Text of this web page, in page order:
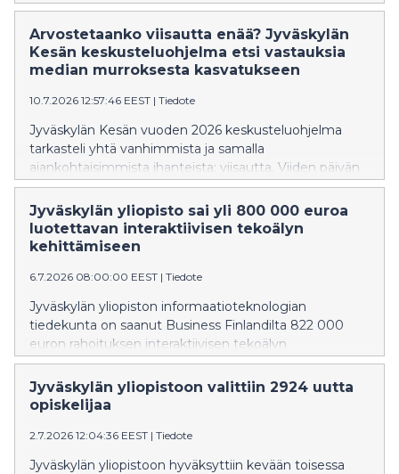
sauna on, sitä voimakkaammin syke ja kehon lämpötila
nousevat.
Arvostetaanko viisautta enää? Jyväskylän
Kesän keskusteluohjelma etsi vastauksia
median murroksesta kasvatukseen
10.7.2026 12:57:46 EEST | Tiedote
Jyväskylän Kesän vuoden 2026 keskusteluohjelma
tarkasteli yhtä vanhimmista ja samalla
ajankohtaisimmista ihanteista: viisautta. Viiden päivän
aikana keskusteluissa kysyttiin, miltä viisaus näyttää
aikana, jolloin huomiosta kilpaillaan
ennennäkemättömällä voimalla, tekoäly muuttaa
ajatteluamme ja yhteiskunnallinen keskustelu hakee
Jyväskylän yliopisto sai yli 800 000 euroa
luotettavan interaktiivisen tekoälyn
kehittämiseen
6.7.2026 08:00:00 EEST | Tiedote
Jyväskylän yliopiston informaatioteknologian
tiedekunta on saanut Business Finlandilta 822 000
euron rahoituksen interaktiivisen tekoälyn
kehittämiseen. Hankkeessa luodaan luotettavampia ja
paremmin ihmisten kanssa yhteistyöhön kykeneviä
tekoälyjärjestelmiä sekä valmistellaan teknologiaa
Jyväskylän yliopistoon valittiin 2924 uutta
opiskelijaa
2.7.2026 12:04:36 EEST | Tiedote
Jyväskylän yliopistoon hyväksyttiin kevään toisessa